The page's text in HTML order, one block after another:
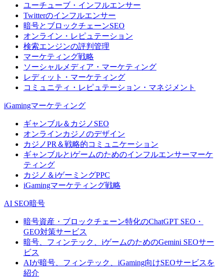
ユーチューブ・インフルエンサー
Twitterのインフルエンサー
暗号とブロックチェーンSEO
オンライン・レピュテーション
検索エンジンの評判管理
マーケティング戦略
ソーシャルメディア・マーケティング
レディット・マーケティング
コミュニティ・レピュテーション・マネジメント
iGamingマーケティング
ギャンブル＆カジノSEO
オンラインカジノのデザイン
カジノPR＆戦略的コミュニケーション
ギャンブルとiゲームのためのインフルエンサーマーケ
ティング
カジノ＆iゲーミングPPC
iGamingマーケティング戦略
AI SEO暗号
暗号資産・ブロックチェーン特化のChatGPT SEO・
GEO対策サービス
暗号、フィンテック、iゲームのためのGemini SEOサー
ビス
AIが暗号、フィンテック、iGaming向けSEOサービスを
紹介